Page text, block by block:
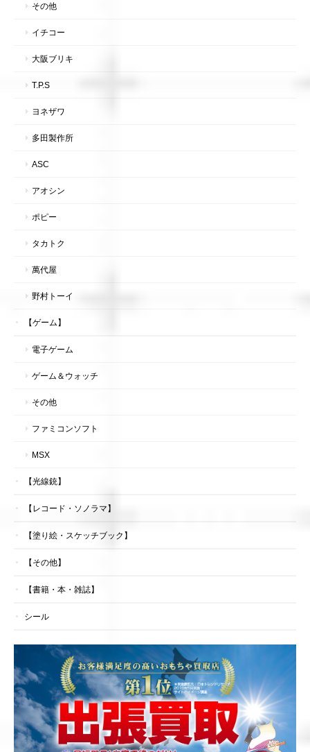
その他
イチコー
大阪ブリキ
T.P.S
ヨネザワ
多田製作所
ASC
アオシン
ポピー
タカトク
萬代屋
野村トーイ
【ゲーム】
電子ゲーム
ゲーム＆ウォッチ
その他
ファミコンソフト
MSX
【光線銃】
【レコード・ソノラマ】
【塗り絵・スケッチブック】
【その他】
【書籍・本・雑誌】
シール